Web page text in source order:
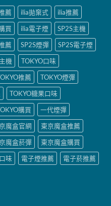
薦 ilia拋棄式
ilia推薦
買 ilia電子煙
SP2S主機
薦 SP2S煙彈
SP2S電子煙
機
TOKYO口味
推薦
TOKYO煙彈
TOKYO糖果口味
購買
一代煙彈
魔盒官網
東京魔盒推薦
魔盒菸彈
東京魔盒購買
味 電子煙推薦 電子菸推薦